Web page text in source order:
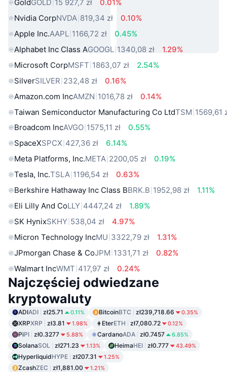
GoldGOLD 15 927,7 zł
0.01%
Nvidia CorpNVDA 819,34 zł
0.10%
Apple Inc.AAPL 1166,72 zł
0.45%
Alphabet Inc Class AGOOGL 1340,08 zł
1.29%
Microsoft CorpMSFT 1863,07 zł
2.54%
SilverSILVER 232,48 zł
0.16%
Amazon.com IncAMZN 1016,78 zł
0.14%
Taiwan Semiconductor Manufacturing Co LtdTSM 1569,61
Broadcom IncAVGO 1575,11 zł
0.55%
SpaceXSPCX 427,36 zł
6.14%
Meta Platforms, Inc.META 2200,05 zł
0.19%
Tesla, Inc.TSLA 1196,54 zł
0.63%
Berkshire Hathaway Inc Class BBRK.B 1952,98 zł
1.11%
Eli Lilly And CoLLY 4447,24 zł
1.89%
SK HynixSKHY 538,04 zł
4.97%
Micron Technology IncMU 3322,79 zł
1.31%
JPmorgan Chase & CoJPM 1331,71 zł
0.82%
Walmart IncWMT 417,97 zł 0.24%
Najczęściej odwiedzane
kryptowaluty
ADIADI zł25.71 0.11% BitcoinBTC zł239,718.66 0.35%
XRPXRP zł3.81 1.98% EterETH zł7,080.72 0.12%
PiPI zł0.3277 5.88% CardanoADA zł0.7457 6.85%
SolanaSOL zł271.23 1.13% HeimaHEI zł0.777 43.49%
HyperliquidHYPE zł207.31 1.25%
ZcashZEC zł1,881.00 1.21%